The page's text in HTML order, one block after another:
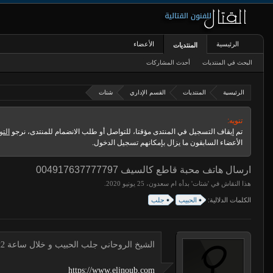
الرئيسية المنتديات القسم الإداري شتات
تنويه:
تم إيقاف التسجيل في المنتدى مؤقتا، للتواصل أو طلب الانضمام للمنتدى، نرجو
الأعضاء السابقون ما يزال بإمكانهم تسجيل الدخول.
ارسال هاتف محبة قاطع كالسيف 004917637777797
هذا النقاش في 'شتات' بدأه ام سعدون،
الكلمات الدلالية: الحبيب جلب
الشيخ الروحاني جلب الحبيب و خلال ساعة 00491634511222 لجلب الحبيب
https://www.eljnoub.com
الرئيسية المنتديات
البحث في المنتديات أحدث المشاركات
الأعضاء